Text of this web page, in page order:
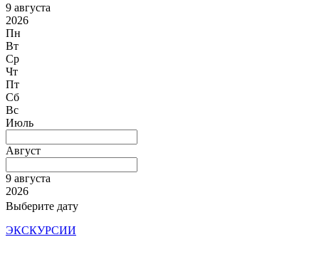
9 августа
2026
Пн
Вт
Ср
Чт
Пт
Сб
Вс
Июль
Август
9 августа
2026
Выберите дату
ЭКСКУРСИИ